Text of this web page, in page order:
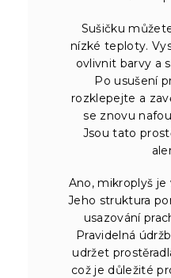
Sušičku
nízké teploty.
ovlivnit barvy a
Po usušení
rozklepejte a
se znovu
Jsou tato
Ano, mikroplyš
Jeho struktura
usazování
Pravidelná
udržet
což je důležité